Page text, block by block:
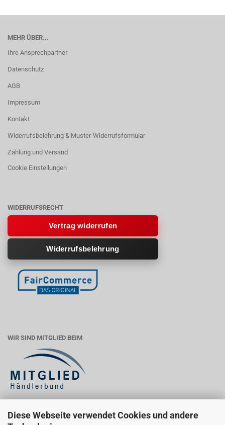
Diese Webseite verwendet Cookies und andere
MEHR ÜBER...
Ihre Ansprechpartner
Datenschutz
AGB
Impressum
Kontakt
Widerrufsbelehrung & Muster-Widerrufsformular
Zahlung und Versand
Cookie Einstellungen
WIDERRUFSRECHT
Vertrag widerrufen
Widerrufsbelehrung
WIR SIND MITGLIED BEIM